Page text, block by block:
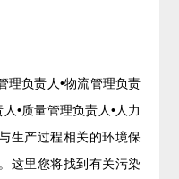
理负责人•物流管理负责
•质量管理负责人•人力
生产过程相关的环境保
这里您将找到有关污染